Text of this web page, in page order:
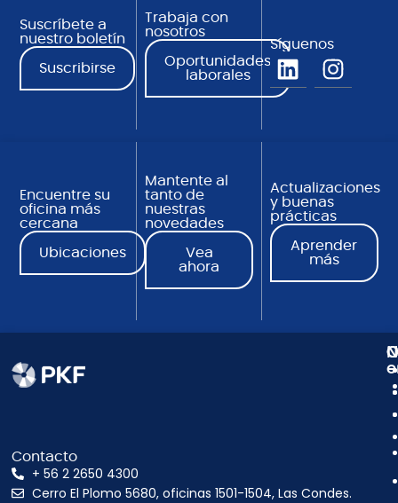
Suscríbete a
nuestro boletín
Suscribirse
Trabaja con
nosotros
Oportunidades
laborales
Síguenos
Encuentre su
oficina más
cercana
Ubicaciones
Mantente al
tanto de
nuestras
novedades
Vea
ahora
Actualizaciones
y buenas
prácticas
Aprender
más
Contacto
+ 56 2 2650 4300
Cerro El Plomo 5680, oficinas 1501-1504, Las Condes.